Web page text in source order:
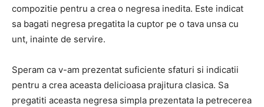
compozitie pentru a crea o negresa inedita. Este indicat
sa bagati negresa pregatita la cuptor pe o tava unsa cu
unt, inainte de servire.
Speram ca v-am prezentat suficiente sfaturi si indicatii
pentru a crea aceasta delicioasa prajitura clasica. Sa
pregatiti aceasta negresa simpla prezentata la petrecerea